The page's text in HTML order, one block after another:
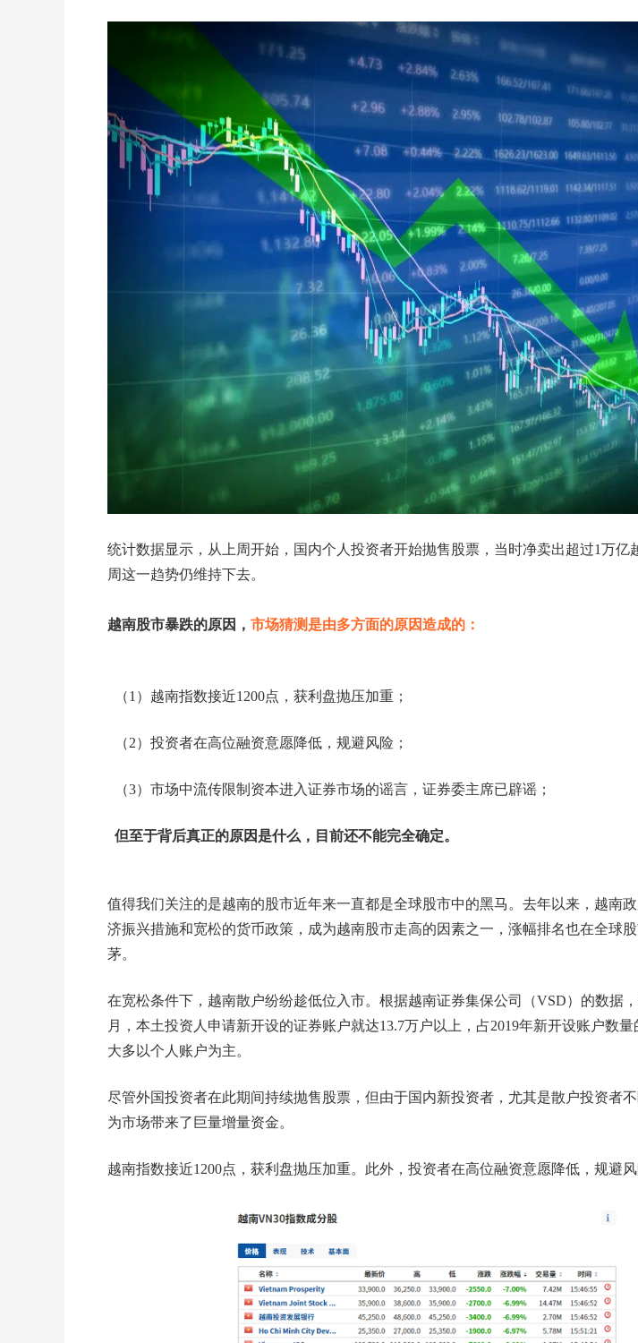
统计数据显示，从上周开始，国内个人投资者开始抛售股票，当时净卖出超过1万亿
周这一趋势仍维持下去。
越南股市暴跌的原因， 市场猜测是由多方面的原因造成的：
（1）越南指数接近1200点，获利盘抛压加重；
（2）投资者在高位融资意愿降低，规避风险；
（3）市场中流传限制资本进入证券市场的谣言，证券委主席已辟谣；
但至于背后真正的原因是什么，目前还不能完全确定。
值得我们关注的是越南的股市近年来一直都是全球股市中的黑马。去年以来，越南
济振兴措施和宽松的货币政策，成为越南股市走高的因素之一，涨幅排名也在全球
茅。
在宽松条件下，越南散户纷纷趁低位入市。根据越南证券集保公司（VSD）的数据
月，本土投资人申请新开设的证券账户就达13.7万户以上，占2019年新开设账户数量
大多以个人账户为主。
尽管外国投资者在此期间持续抛售股票，但由于国内新投资者，尤其是散户投资者
为市场带来了巨量增量资金。
越南指数接近1200点，获利盘抛压加重。此外，投资者在高位融资意愿降低，规避风